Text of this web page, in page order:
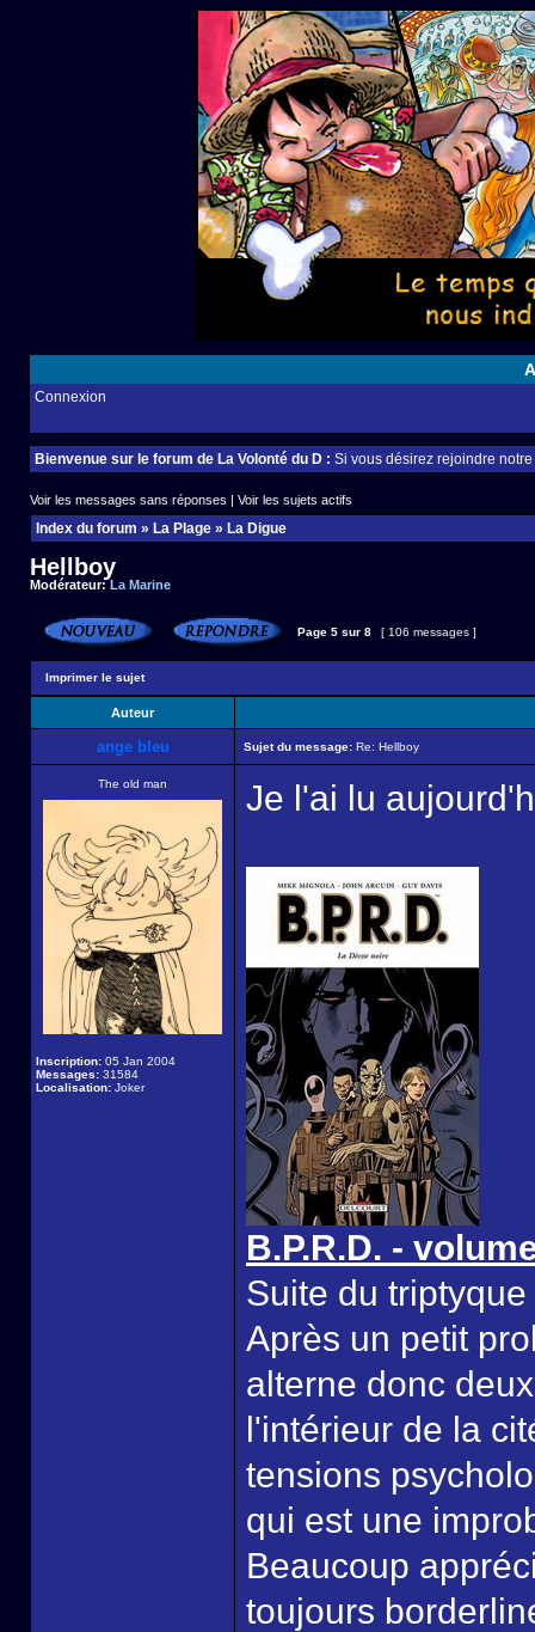
Connexion
Bienvenue sur le forum de La Volonté du D : Si vous désirez rejoindre
Voir les messages sans réponses | Voir les sujets actifs
Index du forum » La Plage » La Digue
Hellboy
Modérateur:La Marine
Page 5 sur 8 [ 106 messages ]
Imprimer le sujet
Auteur
ange bleu Sujet du message: Re: Hellboy
The old man
Inscription: 05 Jan 2004
Messages: 31584
Localisation: Joker
Je l'ai lu
B.P.R.D. -
Suite du
Après un petit
alterne donc
l'intérieur de la
tensions
qui est une
Beaucoup
toujours